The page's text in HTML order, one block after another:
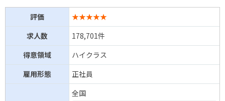
評価
★★★★★
求人数
178,701件
得意領域
ハイクラス
雇用形態
正社員
全国